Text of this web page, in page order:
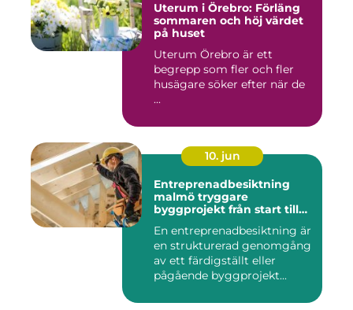
Uterum i Örebro: Förläng
sommaren och höj värdet
på huset
Uterum Örebro är ett
begrepp som fler och fler
husägare söker efter när de
...
10. jun
Entreprenadbesiktning
malmö tryggare
byggprojekt från start till
En entreprenadbesiktning är
en strukturerad genomgång
av ett färdigställt eller
pågående byggprojekt...